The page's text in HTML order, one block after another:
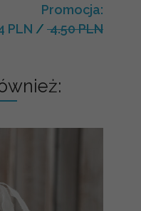
Promocja:
PLN / 4.50 PLN